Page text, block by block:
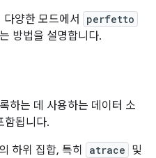
양한 모드에서 perfetto
방법을 설명합니다.
하는 데 사용하는 데이터 소
함됩니다.
하위 집합, 특히 atrace 및